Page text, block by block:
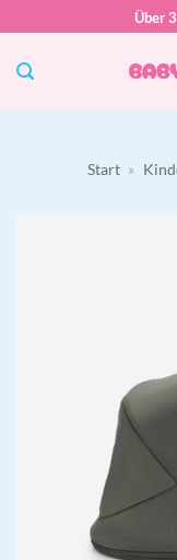
springen
Über
Start »